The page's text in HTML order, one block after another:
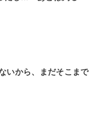
いから、まだそこまで